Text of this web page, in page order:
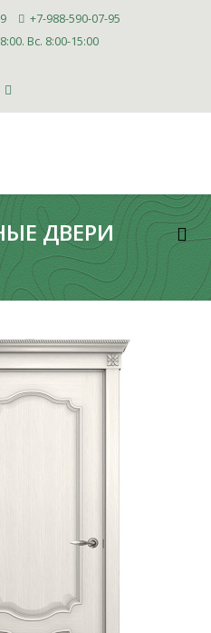
+7-988-590-07-95
Вс. 8:00-15:00
ДВЕРИ